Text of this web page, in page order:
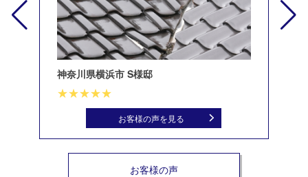
神奈川県横浜市 S様邸
お客様の声を見る
お客様の声